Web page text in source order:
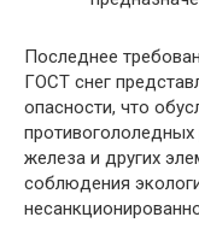
Последнее
ГОСТ снег
опасности, что
противогололедных
железа и других
соблюдения